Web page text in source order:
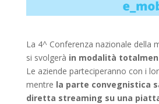
La 4^ Conferenza nazionale della
si svolgerà in modalità
Le aziende parteciperanno con i
mentre la parte convegnistica
diretta streaming su una